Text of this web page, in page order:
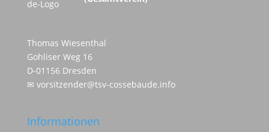
Thomas Wiesenthal
Gohliser Weg 16
D-01156 Dresden
✉ vorsitzender@tsv-cossebaude.info
Informationen